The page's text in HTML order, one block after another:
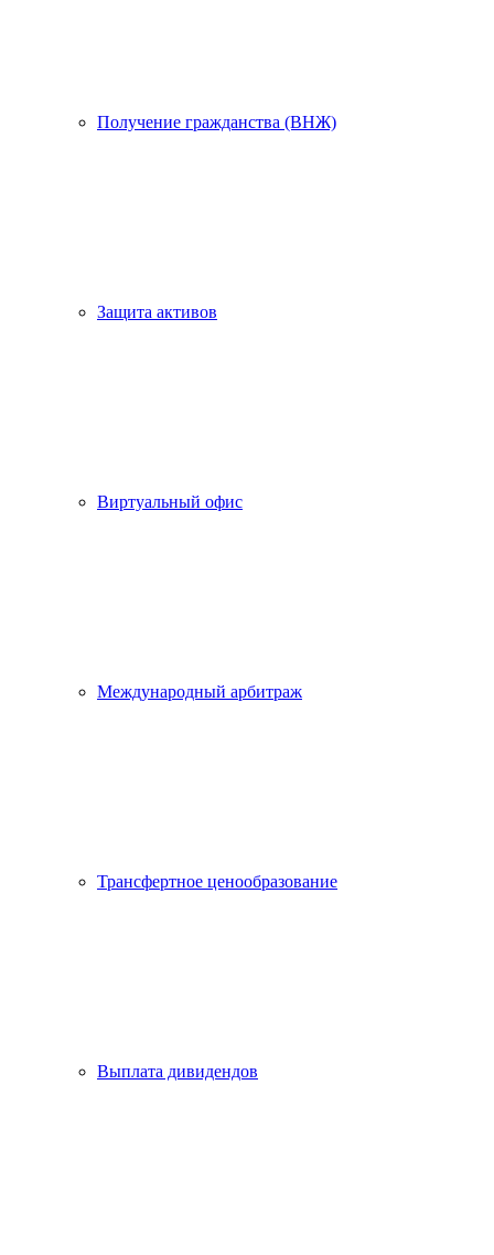
Получение гражданства (ВНЖ)
Защита активов
Виртуальный офис
Международный арбитраж
Трансфертное ценообразование
Выплата дивидендов